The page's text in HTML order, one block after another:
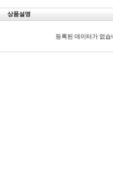
상품설명
등록된 데이터가 없습